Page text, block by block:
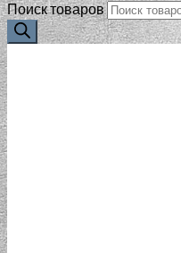
Поиск товаров